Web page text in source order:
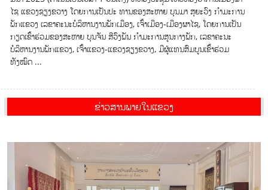
ໄຊ ແຂວງຊຽງຂວາງ ໂດຍການເປັນປະ ທານຂອງສະຫາຍ ບຸນມາ ສຸຍະວົງ ກໍາມະການ
ພັກແຂວງ ເລຂາຄະນະບໍລິຫານງານພັກເມືອງ, ເຈົ້າເມືອງ-ເມືອງຜາໄຊ, ໂດຍການເປັນ
ກຽດເຂົ້າຮ່ວມຂອງສະຫາຍ ບຸນຈັນ ສີວົງພັນ ກໍາມະການສູນກາງພັກ, ເລຂາຄະນະ
ບໍລິຫານງານພັກແຂວງ, ເຈົ້າແຂວງ-ແຂວງຊຽງຂວາງ, ມີຜູ້ແທນສົມບູນເຂົ້່າຮ່ວມ
ທັງໝົດ ...
ຂ່າວສານພາຍໃນແຂວງ